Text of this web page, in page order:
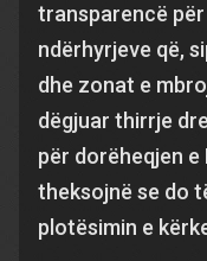
transparencë
ndërhyrjeve që,
dhe zonat e
dëgjuar thirrje
për dorëheqjen e
theksojnë se do
plotësimin e